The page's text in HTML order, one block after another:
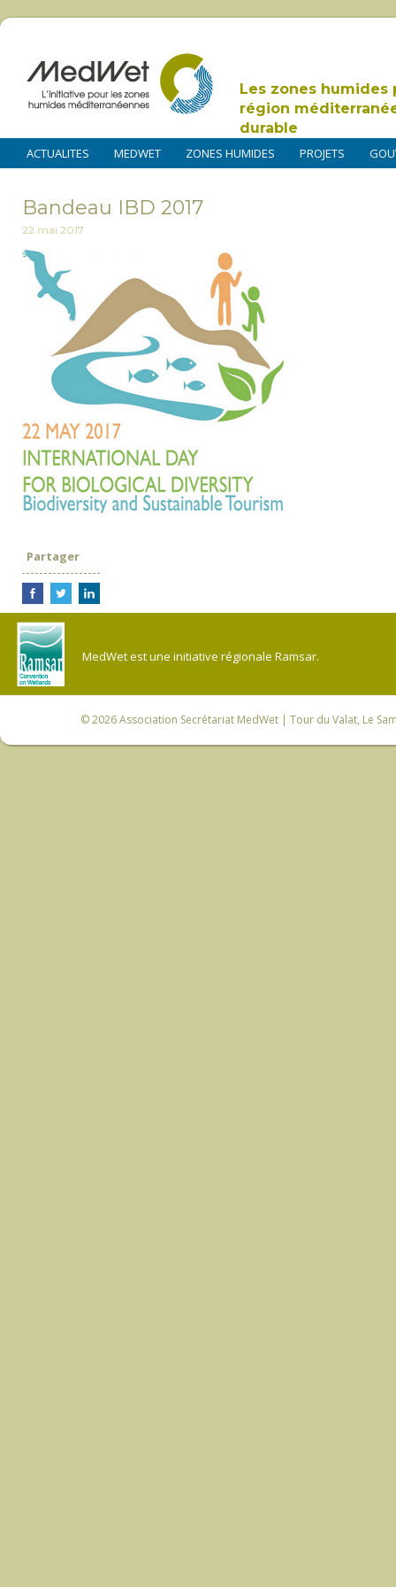
Les zones humides
région
durable
ACTUALITES MEDWET ZONES HUMIDES PROJETS
Bandeau IBD 2017
22 mai 2017
Partager
MedWet est une initiative régionale Ramsar.
© 2026Association Secrétariat MedWet | Tour du Valat, Le